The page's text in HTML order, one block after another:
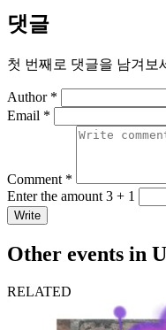
댓글
첫 번째로 댓글을 남겨보
Author *
Email *
Comment *
Enter the amount 3 + 1
Write
Other events in
RELATED